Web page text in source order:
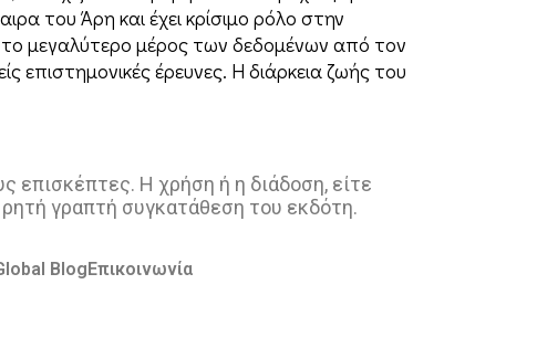
του Άρη και έχει κρίσιμο ρόλο στην
το μεγαλύτερο μέρος των δεδομένων από τον
έρευνες. Η διάρκεια ζωής του
επισκέπτες. Η χρήση ή η διάδοση, είτε
γραπτή συγκατάθεση του εκδότη.
Blog Επικοινωνία